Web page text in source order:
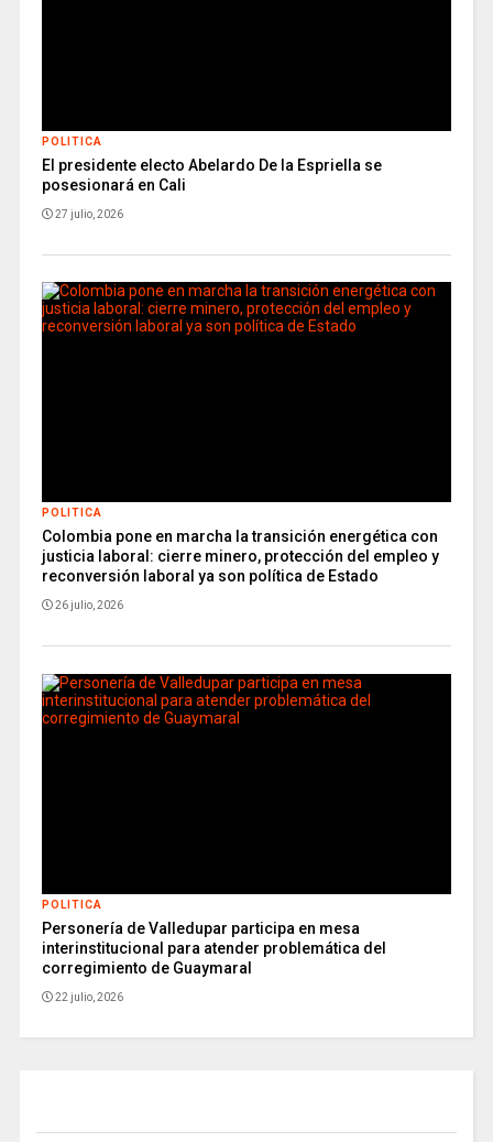
POLITICA
El presidente electo Abelardo De la Espriella se
posesionará en Cali
27 julio, 2026
POLITICA
Colombia pone en marcha la transición energética con
justicia laboral: cierre minero, protección del empleo y
reconversión laboral ya son política de Estado
26 julio, 2026
POLITICA
Personería de Valledupar participa en mesa
interinstitucional para atender problemática del
corregimiento de Guaymaral
22 julio, 2026